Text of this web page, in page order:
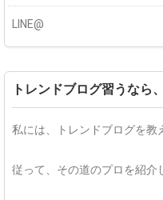
LINE@
トレンドブログ習うなら
私には、トレンドブログを教
従って、その道のプロを紹介